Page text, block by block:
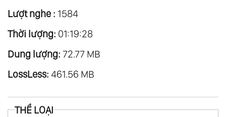
Lượt nghe : 1584
Thời lượng: 01:19:28
Dung lượng: 72.77 MB
LossLess: 461.56 MB
THỂ LOẠI